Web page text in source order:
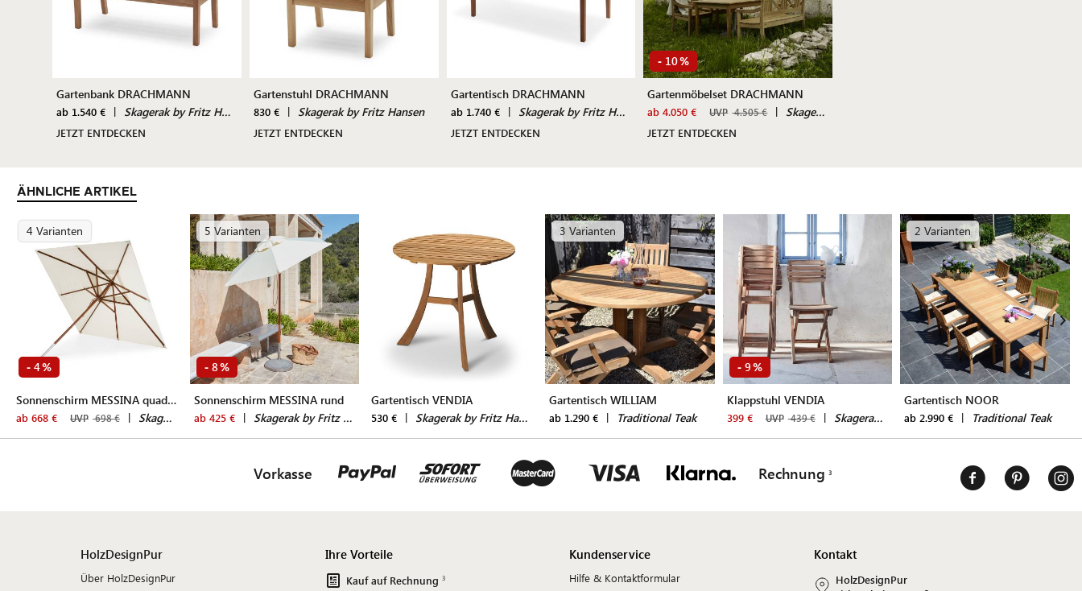
Gartenbank DRACHMANN
ab 1.540 € | Skagerak by Fritz Hansen
JETZT ENTDECKEN
Gartenstuhl DRACHMANN
830 € | Skagerak by Fritz Hansen
JETZT ENTDECKEN
Gartentisch DRACHMANN
ab 1.740 € | Skagerak by Fritz Hansen
JETZT ENTDECKEN
- 10%
Gartenmöbelset DRACHMANN
ab 4.050 € UVP 4.505 € | Skagerak by Fritz Hansen
JETZT ENTDECKEN
ÄHNLICHE ARTIKEL
4 Varianten
- 4%
Sonnenschirm MESSINA quadratisch
ab 668 € UVP 698 € | Skagerak by Fritz Hansen
5 Varianten
- 8%
Sonnenschirm MESSINA rund
ab 425 € | Skagerak by Fritz Hansen
Gartentisch VENDIA
530 € | Skagerak by Fritz Hansen
3 Varianten
Gartentisch WILLIAM
ab 1.290 € | Traditional Teak
- 9 %
Klappstuhl VENDIA
399 € UVP 439 € | Skagerak by Fritz Hansen
2 Varianten
Gartentisch NOOR
ab 2.990 € | Traditional Teak
Vorkasse Rechnung
HolzDesignPur
Über HolzDesignPur
Ihre Vorteile
Kauf auf Rechnung
Kundenservice
Hilfe & Kontaktformular
Kontakt
HolzDesignPur